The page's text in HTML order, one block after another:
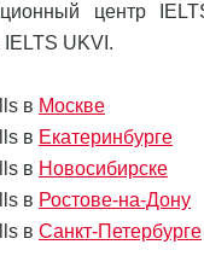
центр
UKVI.
в Москве
в Екатеринбурге
в Новосибирске
в Ростове-на-Дону
в Санкт-Петербурге